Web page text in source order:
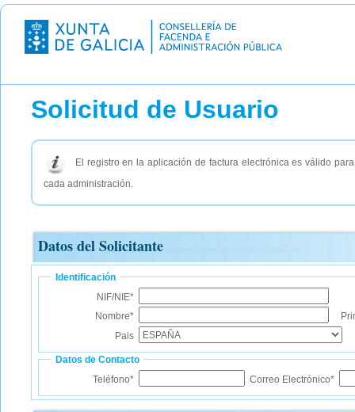
Solicitud de Usuario
El registro en la aplicación de factura electrónica es válido
cada administración.
Datos del Solicitante
Identificación
NIF/NIE*
Nombre*
Pais
Datos de Contacto
Teléfono*
Correo Electrónico*